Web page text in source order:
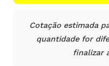
Cotação estimada
quantidade for
finalizar